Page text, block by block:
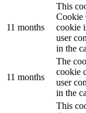
11 months
This
Cookie
cookie
user
in the
11 months
The
cookie
user
in the
This